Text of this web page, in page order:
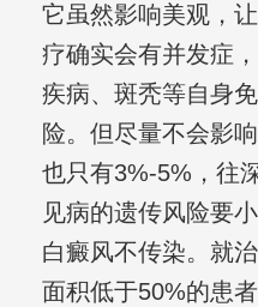
它虽然影响美观，
疗确实会有并发症
疾病、斑秃等自身
险。但尽量不会影
也只有3%-5%，往
见病的遗传风险要
白癜风不传染。就
面积低于50%的患